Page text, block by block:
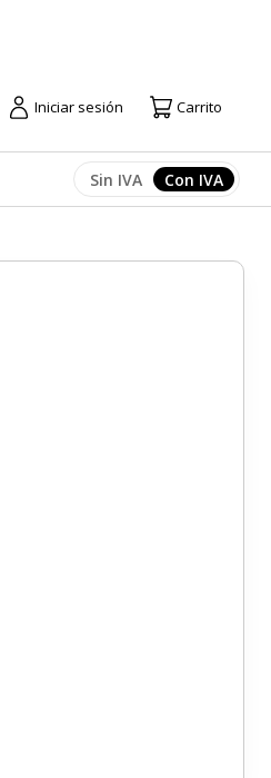
Iniciar sesión Carrito
Afficher les prix
Sin IVA Afficher
Con IVA